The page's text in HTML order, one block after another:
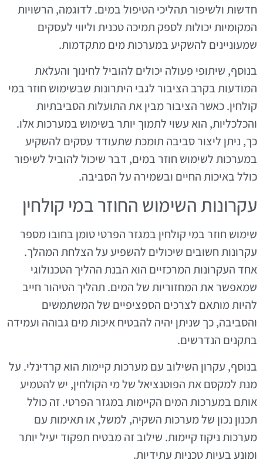
חדשות ולשיפור תהליכי הטיפול במים. לדוגמה, הרשויות
המקומיות יכולות לספק תמיכה טכנית וליווי לעסקים
שמעוניינים להשקיע במערכות מים מתקדמות.
בנוסף, שיתופי פעולה יכולים להוביל לחינוך והעלאת
המודעות בקרב הציבור לגבי היתרונות שבשימוש חוזר במי
קולחין. כאשר הציבור מבין את התועלות הסביבתיות
והכלכליות, הוא עשוי לתמוך יותר בשימוש במערכות אלו.
כך, ניתן ליצור סביבה תומכת שתעודד עסקים להשקיע
במערכות לשימוש חוזר במים, דבר שיכול להוביל לשיפור
כולל באיכות החיים ובשמירה על הסביבה.
עקרונות השימוש החוזר במי קולחין
שימוש חוזר במי קולחין במגזר הפרטי טומן בחובו מספר
עקרונות חשובים שיכולים להשפיע על הצלחת המהלך.
אחד העקרונות המרכזיים הוא הבנת ההליך הטכנולוגי
שמאפשר את המחזוריות של המים. תהליך הטיהור חייב
להיות מותאם לצרכים הספציפיים של המשתמשים
והסביבה, כך שניתן יהיה להבטיח איכות מים גבוהה ועמידה
בתקנים הנדרשים.
בנוסף, עקרון השילוב עם מערכות קיימות הוא קרדינלי. על
מנת למקסם את הפוטנציאל של מי הקולחין, יש להטמיע
אותם במערכות המים הקיימות במגזר הפרטי. זה כולל
תכנון נכון של מערכות השקיה, למשל, או תאימות עם
מערכות ניקוז קיימות. שילוב זה מבטיח תפקוד יעיל יותר
ומונע בעיות טכניות עתידיות.